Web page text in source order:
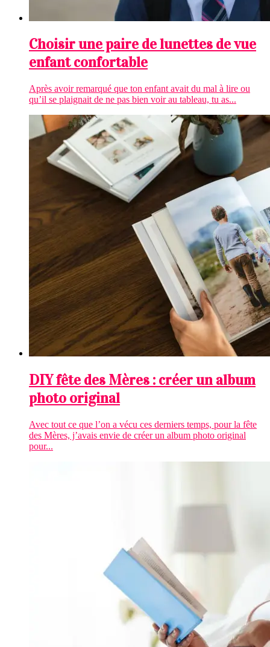
Choisir une paire de lunettes de vue
enfant confortable
Après avoir remarqué que ton enfant avait du mal à lire ou
qu’il se plaignait de ne pas bien voir au tableau, tu as...
DIY fête des Mères : créer un album
photo original
Avec tout ce que l’on a vécu ces derniers temps, pour la fête
des Mères, j’avais envie de créer un album photo original
pour...